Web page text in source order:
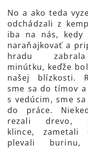
No a ako teda
odchádzali z
iba na nás, kedy
naraňajkovať a
hradu
minútku, keďže
našej blízkosti.
sme sa do tímov
s vedúcim, sme
do práce.
rezali drevo,
klince, zametali
plevali burinu,